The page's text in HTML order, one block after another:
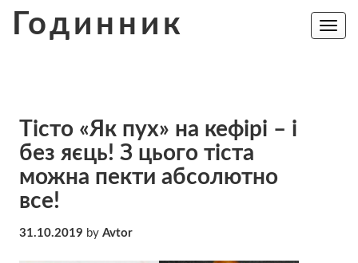
Годинник
Toggle
Тісто «Як пух» на кефірі – і
без яєць! З цього тіста
можна пекти абсолютно
все!
31.10.2019 by Avtor